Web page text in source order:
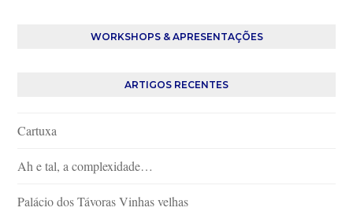
WORKSHOPS & APRESENTAÇÕES
ARTIGOS RECENTES
Cartuxa
Ah e tal, a complexidade…
Palácio dos Távoras Vinhas velhas